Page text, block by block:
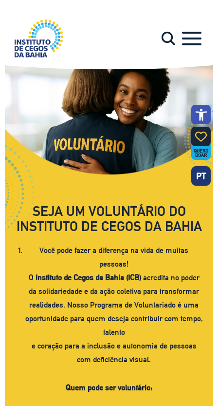
QUERO
DOAR
PT
SEJA UM VOLUNTÁRIO DO
INSTITUTO DE CEGOS DA BAHIA
Você pode fazer a diferença na vida de muitas
pessoas!
O Instituto de Cegos da Bahia (ICB)acredita no poder
da solidariedade e da ação coletiva para transformar
realidades. Nosso Programa de Voluntariado é uma
oportunidade para quem deseja contribuir com tempo,
talento
e coração para a inclusão e autonomia de pessoas
com deficiência visual.
Quem pode ser voluntário:
Abrir a